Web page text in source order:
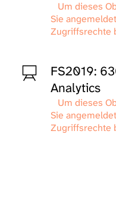
Um dieses
Sie
Zugriffsrechte
FS2019:
Analytics
Um dieses
Sie
Zugriffsrechte